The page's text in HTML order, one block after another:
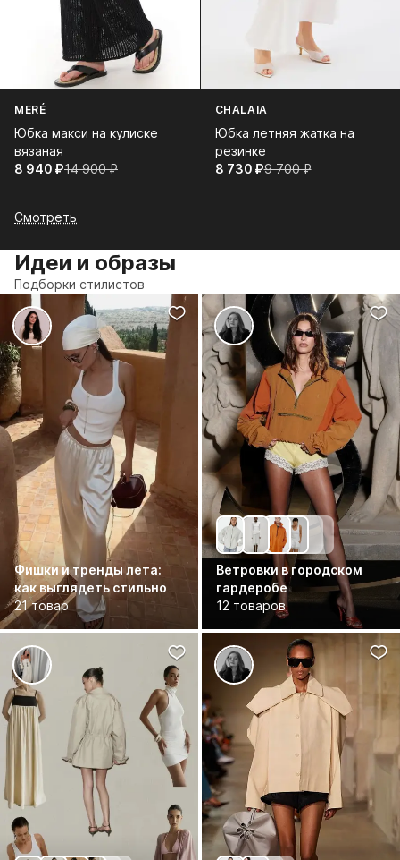
MERÉ
Юбка макси на кулиске
вязаная
8 940⁠ ⁠₽14 900⁠ ⁠₽
CHALAIA
Юбка летняя жатка на
резинке
8 730⁠ ⁠₽9 700⁠ ⁠₽
Смотреть
Идеи и образы
Подборки стилистов
Фишки и тренды лета:
как выглядеть стильно
21 товар
Ветровки в городском
гардеробе
12 товаров